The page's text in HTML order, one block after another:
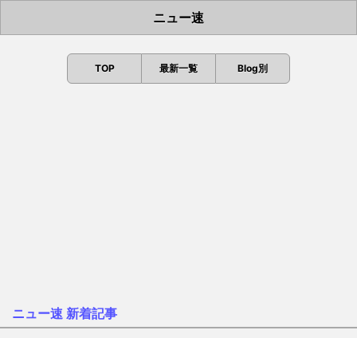
ニュー速
TOP 最新一覧 Blog別
ニュー速 新着記事